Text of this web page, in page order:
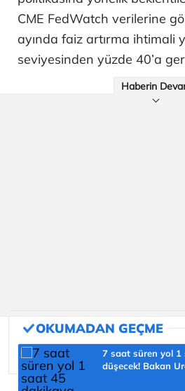
CME FedWatch verilerine
ayında faiz artırma ihtimali
seviyesinden yüzde 40’a
Haberin
7 saat süren yol
düşecek! Bakan